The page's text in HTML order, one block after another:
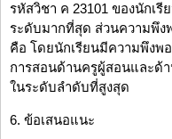
รหัสวิชา ค 23101 ของนักเ
ระดับมากที่สุด ส่วนความพึง
คือ โดยนักเรียนมีความพึงพ
การสอนด้านครูผู้สอนและด้
ในระดับลำดับที่สูงสุด
6. ข้อเสนอแนะ